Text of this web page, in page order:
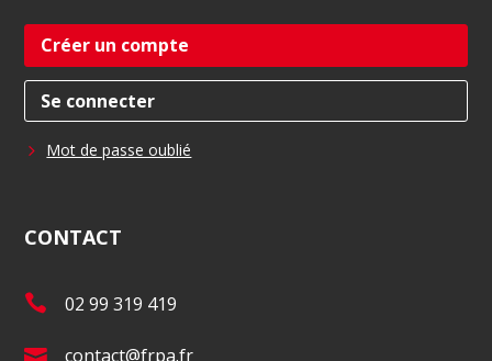
Créer un compte
Se connecter
Mot de passe oublié
CONTACT
T
02 99 319 419
E
contact@frpa.fr